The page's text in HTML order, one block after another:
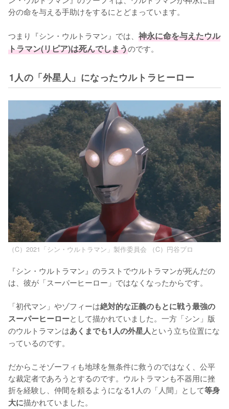
分の命を与える手助けをするにとどまっています。
つまり『シン・ウルトラマン』では、 神永に命を与えたウル
トラマン(リピア)は死んでしまうのです。
1人の「外星人」になったウルトラヒーロー
（C）2021「シン・ウルトラマン」製作委員会 （C）円谷プロ
『シン・ウルトラマン』のラストでウルトラマンが死んだの
は、彼が「スーパーヒーロー」ではなくなったからです。
「初代マン」やゾフィーは絶対的な正義のもとに戦う最強の
スーパーヒーローとして描かれていました。一方「シン」版
のウルトラマンはあくまでも1人の外星人という立ち位置にな
っているのです。
だからこそゾーフィも地球を無条件に救うのではなく、公平
な裁定者であろうとするのです。ウルトラマンも不器用に挫
折を経験し、仲間を頼るようになる1人の「人間」として等身
大に描かれていました。